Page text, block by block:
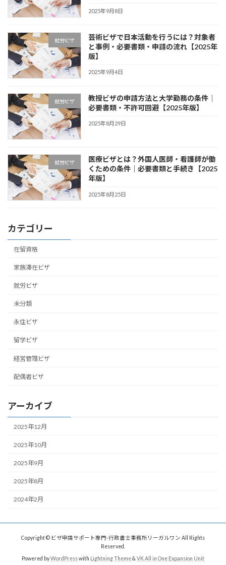
2025年9月8日
就労ビザ
芸術ビザで日本活動を行うには？対象者
と事例・必要書類・申請の流れ【2025年
版】
2025年9月4日
就労ビザ
教授ビザの申請方法と大学勤務の条件｜
必要書類・不許可回避【2025年版】
2025年8月29日
就労ビザ
医療ビザとは？外国人医師・看護師が働
くための条件｜必要書類と手続き【2025
年版】
2025年8月25日
カテゴリー
在留資格
家族滞在ビザ
就労ビザ
未分類
永住ビザ
留学ビザ
経営管理ビザ
配偶者ビザ
アーカイブ
2025年12月
2025年10月
2025年9月
2025年8月
2024年2月
Copyright © ビザ申請サポート専門-行政書士事務所リーガルワン All Rights
Reserved.
Powered byWordPresswith Lightning Theme& VK All in One Expansion Unit